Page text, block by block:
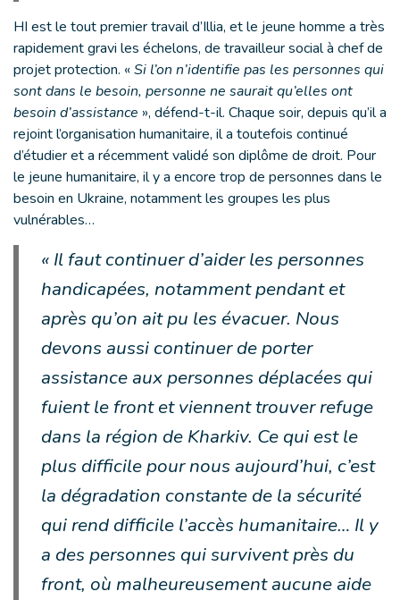
HI est le tout premier travail d’Illia, et le jeune homme a très
rapidement gravi les échelons, de travailleur social à chef de
projet protection. « Si l’on n’identifie pas les personnes qui
sont dans le besoin, personne ne saurait qu’elles ont
besoin d’assistance », défend-t-il. Chaque soir, depuis qu’il a
rejoint l’organisation humanitaire, il a toutefois continué
d’étudier et a récemment validé son diplôme de droit. Pour
le jeune humanitaire, il y a encore trop de personnes dans le
besoin en Ukraine, notamment les groupes les plus
vulnérables…
« Il faut continuer d’aider les personnes
handicapées, notamment pendant et
après qu’on ait pu les évacuer. Nous
devons aussi continuer de porter
assistance aux personnes déplacées qui
fuient le front et viennent trouver refuge
dans la région de Kharkiv. Ce qui est le
plus difficile pour nous aujourd’hui, c’est
la dégradation constante de la sécurité
qui rend difficile l’accès humanitaire… Il y
a des personnes qui survivent près du
front, où malheureusement aucune aide